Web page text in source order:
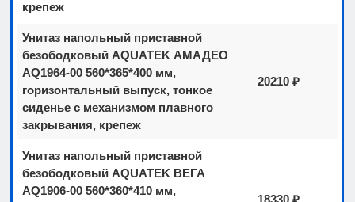
крепеж
Унитаз напольный приставной
безободковый AQUATEK АМАДЕО
AQ1964-00 560*365*400 мм,
горизонтальный выпуск, тонкое
сиденье с механизмом плавного
закрывания, крепеж
20210 ₽
Унитаз напольный приставной
безободковый AQUATEK ВЕГА
AQ1906-00 560*360*410 мм,
18330 ₽